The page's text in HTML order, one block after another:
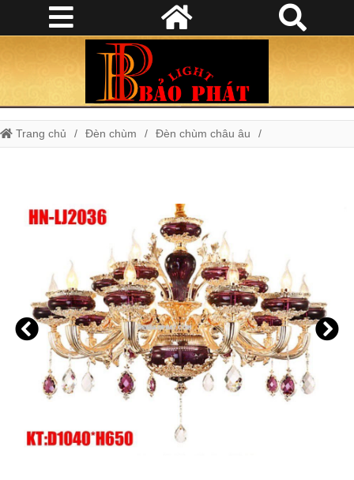
Trang chủ Đèn chùm Đèn chùm châu âu